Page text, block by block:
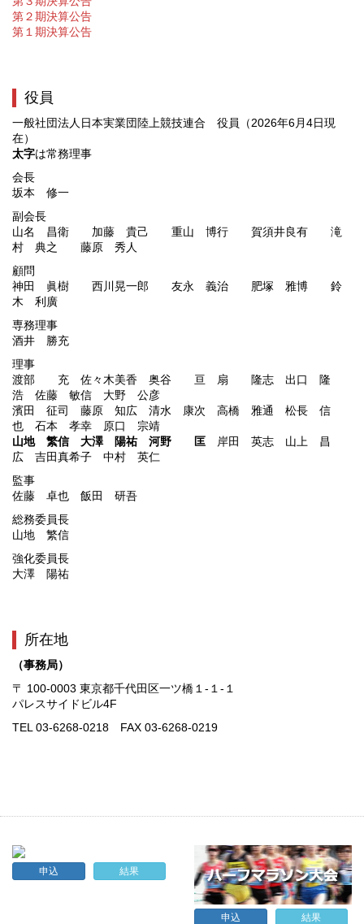
第２期決算公告
第１期決算公告
役員
一般社団法人日本実業団陸上競技連合 役員（2026年6月4日現
在）
太字は常務理事
会長
坂本 修一
副会長
山名 昌衛 加藤 貴己 重山 博行 賀須井良有 滝
村 典之 藤原 秀人
顧問
神田 眞樹 西川晃一郎 友永 義治 肥塚 雅博 鈴
木 利廣
専務理事
酒井 勝充
理事
渡部 充 佐々木美香 奥谷 亘 扇 隆志 出口 隆
浩 佐藤 敏信 大野 公彦
濱田 征司 藤原 知広 清水 康次 高橋 雅通 松長 信
也 石本 孝幸 原口 宗靖
山地 繁信
大澤 陽祐 河野 匡 岸田 英志 山上 昌
広 吉田真希子 中村 英仁
監事
佐藤 卓也 飯田 研吾
総務委員長
山地 繁信
強化委員長
大澤 陽祐
所在地
（事務局）
〒 100-0003 東京都千代田区一ツ橋１-１-１
パレスサイドビル4F
TEL 03-6268-0218 FAX 03-6268-0219
申込 結果
申込 結果